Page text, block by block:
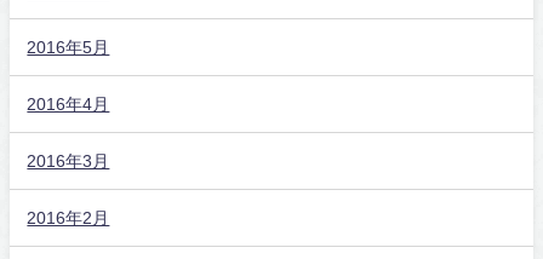
2016年5月
2016年4月
2016年3月
2016年2月